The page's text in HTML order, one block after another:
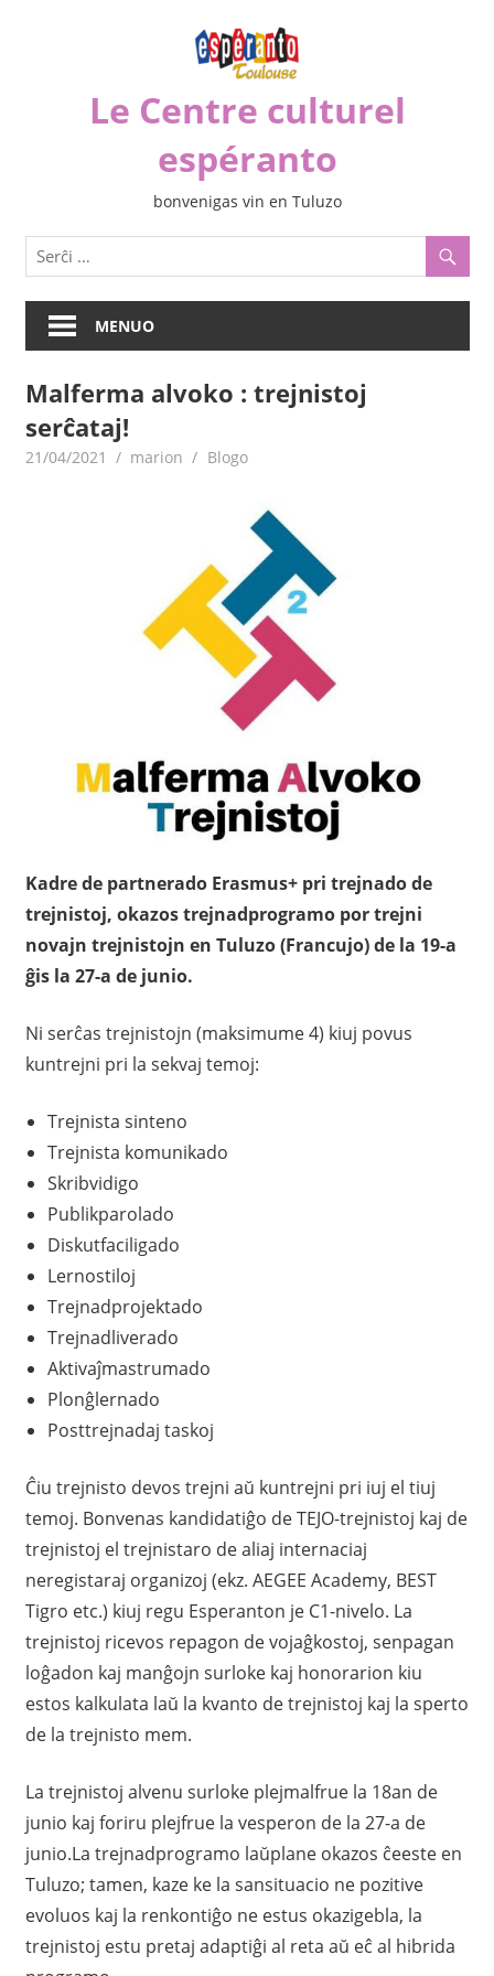
Le Centre culturel
espéranto
bonvenigas vin en Tuluzo
MENUO
Malferma alvoko : trejnistoj
serĉataj!
21/04/2021 marion Blogo
Kadre de partnerado Erasmus+ pri trejnado de
trejnistoj, okazos trejnadprogramo por trejni
novajn trejnistojn en Tuluzo (Francujo) de la 19-a
ĝis la 27-a de junio.
Ni serĉas trejnistojn (maksimume 4) kiuj povus
kuntrejni pri la sekvaj temoj:
Trejnista sinteno
Trejnista komunikado
Skribvidigo
Publikparolado
Diskutfaciligado
Lernostiloj
Trejnadprojektado
Trejnadliverado
Aktivaĵmastrumado
Plonĝlernado
Posttrejnadaj taskoj
Ĉiu trejnisto devos trejni aŭ kuntrejni pri iuj el tiuj
temoj. Bonvenas kandidatiĝo de TEJO-trejnistoj kaj de
trejnistoj el trejnistaro de aliaj internaciaj
neregistaraj organizoj (ekz. AEGEE Academy, BEST
Tigro etc.) kiuj regu Esperanton je C1-nivelo. La
trejnistoj ricevos repagon de vojaĝkostoj, senpagan
loĝadon kaj manĝojn surloke kaj honorarion kiu
estos kalkulata laŭ la kvanto de trejnistoj kaj la sperto
de la trejnisto mem.
La trejnistoj alvenu surloke plejmalfrue la 18an de
junio kaj foriru plejfrue la vesperon de la 27-a de
junio.La trejnadprogramo laŭplane okazos ĉeeste en
Tuluzo; tamen, kaze ke la sansituacio ne pozitive
evoluos kaj la renkontiĝo ne estus okazigebla, la
trejnistoj estu pretaj adaptiĝi al reta aŭ eĉ al hibrida